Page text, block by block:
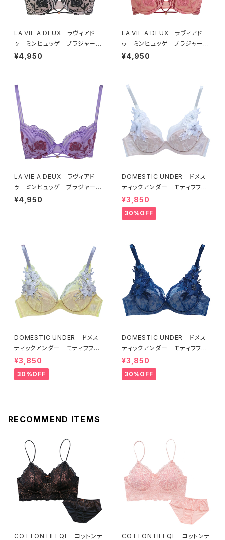
LA VIE A DEUX ラヴィアド
ゥ ミンヒュッゲ ブラジャー
（ブラック）BRA BLACK 2249
¥4,950
LA VIE A DEUX ラヴィアド
ゥ ミンヒュッゲ ブラジャー
（ヒュッゲオレンジ）BRA HYGG
¥4,950
LA VIE A DEUX ラヴィアド
ゥ ミンヒュッゲ ブラジャー
（ライラック）BRA LILAC 2249
¥4,950
DOMESTIC UNDER ドメス
ティックアンダー モティフフル
ール ブラジャー（オフホワイ
ト）D2255
¥3,850
30%OFF
DOMESTIC UNDER ドメス
ティックアンダー モティフフル
ール ブラジャー（レモネード）
D2255 送料無料
¥3,850
30%OFF
DOMESTIC UNDER ドメス
ティックアンダー モティフフル
ール ブラジャー（ブルー）D22
55
¥3,850
30%OFF
RECOMMEND ITEMS
COTTONTIEEQE コットンテ COTTONTIEEQE コットンテ